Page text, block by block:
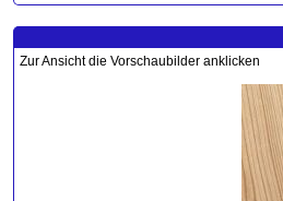
Zur Ansicht die Vorschaubilder anklicken